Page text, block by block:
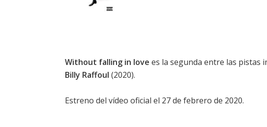
Without falling in love es la segunda entre las pistas
Billy Raffoul (2020).
Estreno del vídeo oficial el 27 de febrero de 2020.